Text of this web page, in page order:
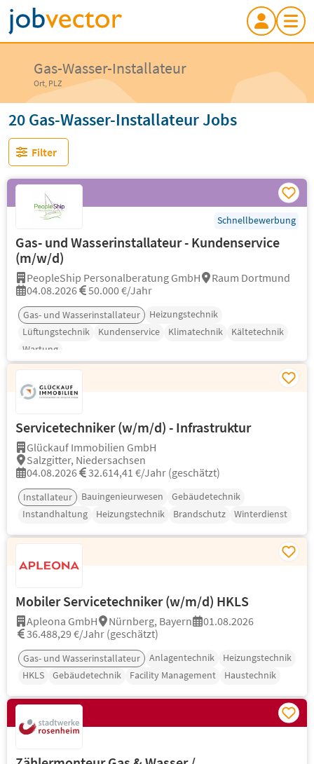
Gas-Wasser-Installateur
Ort, PLZ
20 Gas-Wasser-Installateur Jobs
Filter
Schnellbewerbung
Gas- und Wasserinstallateur - Kundenservice
(m/w/d)
PeopleShip Personalberatung GmbH
Raum Dortmund
04.08.2026
50.000 €/Jahr
Gas- und Wasserinstallateur
Heizungstechnik
Lüftungstechnik
Kundenservice Klimatechnik
Kältetechnik
Wartung
Servicetechniker (w/m/d) - Infrastruktur
Glückauf Immobilien GmbH
Salzgitter, Niedersachsen
04.08.2026
32.614,41 €/Jahr (geschätzt)
Installateur Bauingenieurwesen
Gebäudetechnik
Instandhaltung
Heizungstechnik Brandschutz Winterdienst
Mobiler Servicetechniker (w/m/d) HKLS
Apleona GmbH Nürnberg, Bayern
01.08.2026
36.488,29 €/Jahr (geschätzt)
Gas- und Wasserinstallateur Anlagentechnik
Heizungstechnik
HKLS
Gebäudetechnik Facility Management Haustechnik